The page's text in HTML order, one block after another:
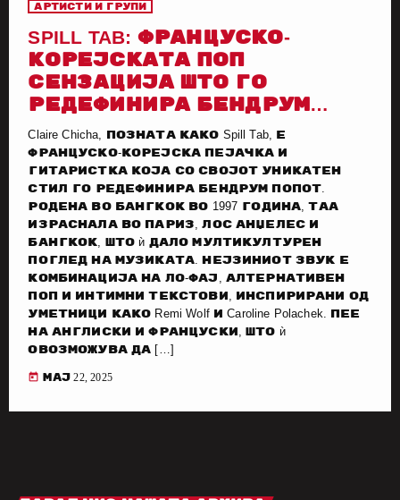
Артисти и групи
SPILL TAB: ФРАНЦУСКО-
КОРЕЈСКАТА ПОП
СЕНЗАЦИЈА ШТО ГО
РЕДЕФИНИРА БЕНДРУМ
ПОПОТ
Claire Chicha, позната како Spill Tab, е
француско-корејска пејачка и
гитаристка која со својот уникатен
стил го редефинира бендрум попот.
Родена во Бангкок во 1997 година, таа
израснала во Париз, Лос Анџелес и
Бангкок, што ѝ дало мултикултурен
поглед на музиката. Нејзиниот звук е
комбинација на ло-фај, алтернативен
поп и интимни текстови, инспирирани од
уметници како Remi Wolf и Caroline Polachek. Пее
на англиски и француски, што ѝ
овозможува да […]
today мај 22, 2025